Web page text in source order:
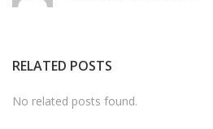
RELATED POSTS
No related posts found.